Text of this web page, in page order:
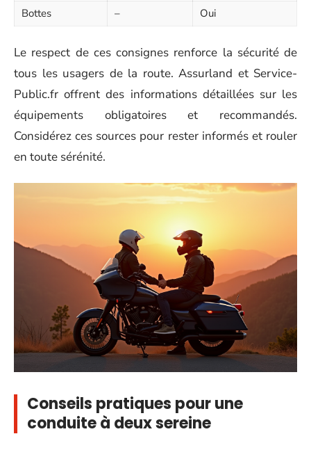
Bottes – Oui
Le respect de ces consignes renforce la sécurité de
tous les usagers de la route. Assurland et Service-
Public.fr offrent des informations détaillées sur les
équipements obligatoires et recommandés.
Considérez ces sources pour rester informés et rouler
en toute sérénité.
Conseils pratiques pour une
conduite à deux sereine